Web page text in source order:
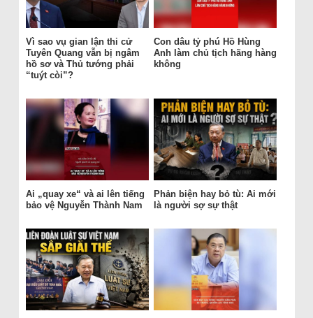
Vì sao vụ gian lận thi cử
Tuyên Quang vẫn bị ngâm
hồ sơ và Thủ tướng phải
“tuýt còi”?
Con dâu tỷ phú Hồ Hùng
Anh làm chủ tịch hãng hàng
không
Ai „quay xe“ và ai lên tiếng
bảo vệ Nguyễn Thành Nam
Phản biện hay bỏ tù: Ai mới
là người sợ sự thật